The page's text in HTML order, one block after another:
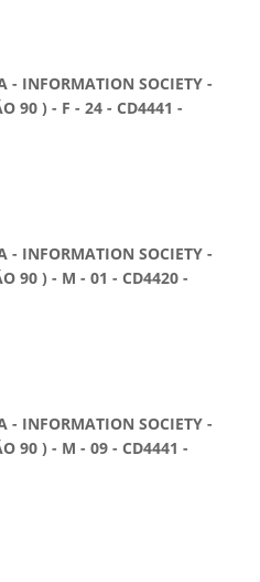
INFORMATION SOCIETY -
90 ) - F - 24 - CD4441 -
INFORMATION SOCIETY -
90 ) - M - 01 - CD4420 -
INFORMATION SOCIETY -
90 ) - M - 09 - CD4441 -